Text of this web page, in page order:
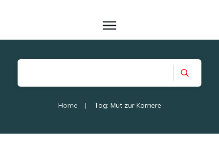
Home | Tag: Mut zur Karriere